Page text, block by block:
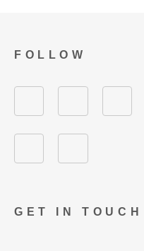
GET IN TOUCH
FOLLOW